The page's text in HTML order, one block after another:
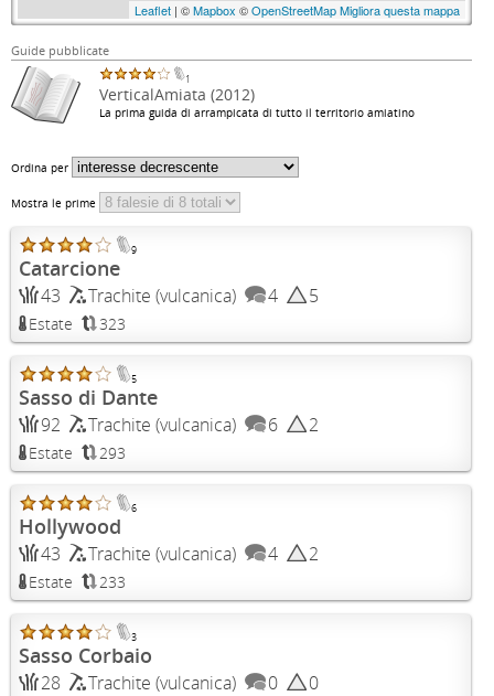
Leaflet | ©Mapbox ©OpenStreetMapMigliora questa mappa
Guide pubblicate
1
VerticalAmiata (2012)
La prima guida di arrampicata di tutto il territorio amiatino
Ordina per
Mostra le prime
9
Catarcione
43 Trachite (vulcanica) 4 5
Estate 323
5
Sasso di Dante
92 Trachite (vulcanica) 6 2
Estate 293
6
Hollywood
43 Trachite (vulcanica) 4 2
Estate 233
3
Sasso Corbaio
28 Trachite (vulcanica) 0 0